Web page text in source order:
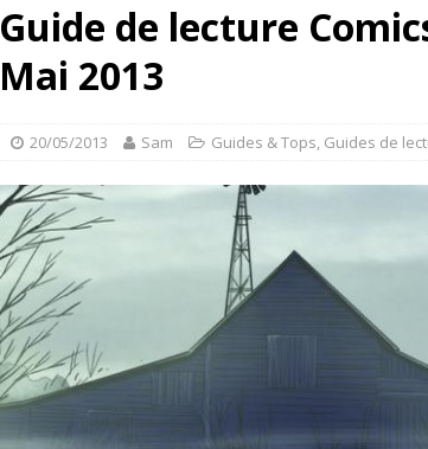
Guide de lecture
Mai 2013
20/05/2013 Sam Guides & Tops, Guides de